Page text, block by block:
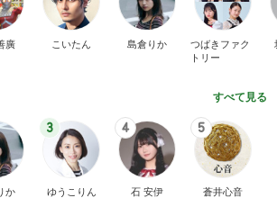
廣 こいたん 島倉りか
つばきファク
トリー
すべて見る
か
3
ゆうこりん
4
石 安伊
5
蒼井心音